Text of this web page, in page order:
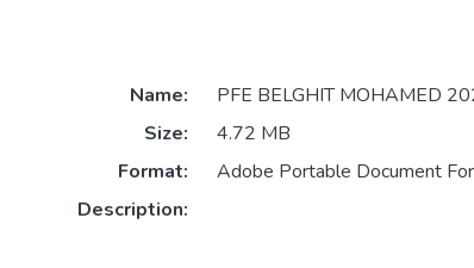
Name:
PFE BELGHIT MOHAMED
Size:
4.72 MB
Format:
Adobe Portable Document
Description: